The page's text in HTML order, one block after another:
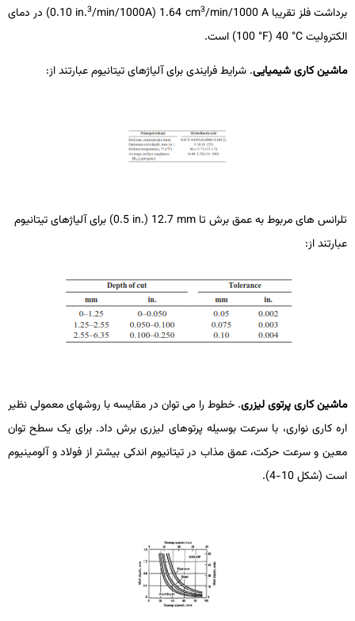
برداشت فلز تقریبا
cm3/min/1000 A
in.3/min/1000A
0.10) در دمای
الکترولیت°C
°F
ماشین­ کاری شیمیایی. شرایط فرایندی برای آلیاژهای تیتانیوم عبارتند از:
تلرانس ­های مربوط به عمق برش تا mm
in.
0.5) برای آلیاژهای تیتانیوم
عبارتند از:
ماشین­ کاری پرتوی لیزری. خطوط را می­ توان در مقایسه با روش­های معمولی نظیر
اره­ کاری نواری، با سرعت بوسیله پرتوهای لیزری برش داد. برای یک سطح توان
معین و سرعت حرکت، عمق مذاب در تیتانیوم اندکی بیشتر از فولاد و آلومینیوم
است (شکل 10-4).